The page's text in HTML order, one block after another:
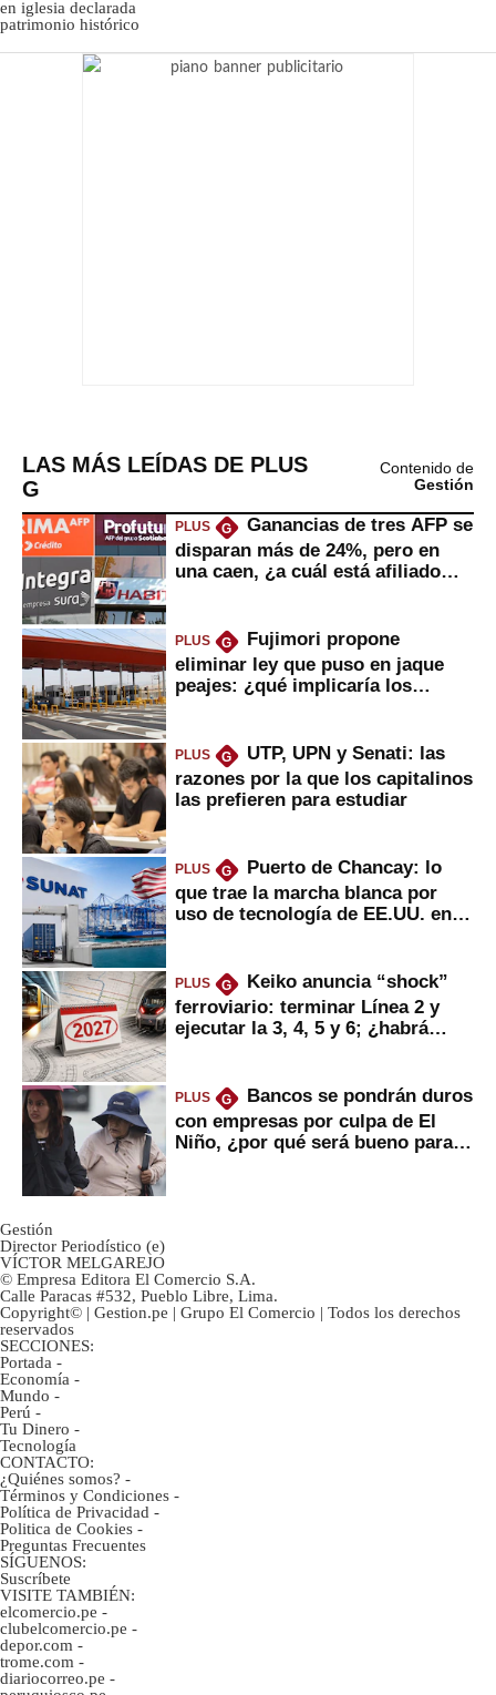
LAS MÁS LEÍDAS DE PLUS
G
Contenido de
Gestión
PLUS G
Ganancias de tres AFP se
disparan más de 24%, pero en
una caen, ¿a cuál está afiliado
PLUS G
Fujimori propone
eliminar ley que puso en jaque
peajes: ¿qué implicaría los
PLUS G
UTP, UPN y Senati: las
razones por la que los capitalinos
las prefieren para estudiar
PLUS G
Puerto de Chancay: lo
que trae la marcha blanca por
uso de tecnología de EE.UU. en
PLUS G
Keiko anuncia “shock”
ferroviario: terminar Línea 2 y
ejecutar la 3, 4, 5 y 6; ¿habrá
PLUS G
Bancos se pondrán duros
con empresas por culpa de El
Niño, ¿por qué será bueno para
Gestión
Director Periodístico (e)
VÍCTOR MELGAREJO
© Empresa Editora El Comercio S.A.
Calle Paracas #532, Pueblo Libre, Lima.
Copyright© | Gestion.pe | Grupo El Comercio | Todos los derechos
reservados
SECCIONES:
Portada -
Economía -
Mundo -
Perú -
Tu Dinero -
Tecnología
CONTACTO:
¿Quiénes somos? -
Términos y Condiciones -
Política de Privacidad -
Politica de Cookies -
Preguntas Frecuentes
SÍGUENOS:
Suscríbete
VISITE TAMBIÉN:
elcomercio.pe -
clubelcomercio.pe -
depor.com -
trome.com -
diariocorreo.pe -